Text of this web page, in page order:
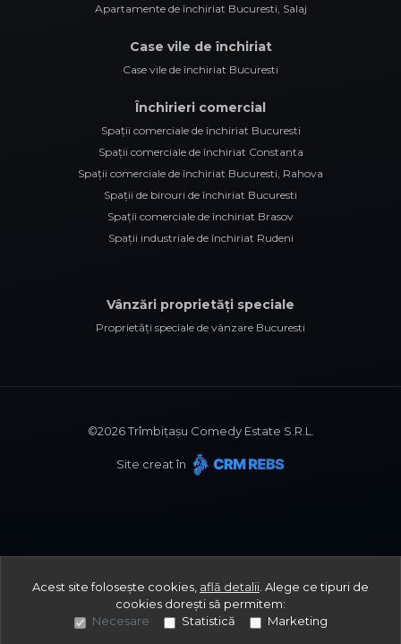
Apartamente de închiriat Bucuresti, Salaj
Case vile de închiriat
Case vile de închiriat Bucuresti
Închirieri comercial
Spații comerciale de închiriat Bucuresti
Spații comerciale de închiriat Constanta
Spații comerciale de închiriat Bucuresti, Rahova
Spații de birouri de închiriat Bucuresti
Spații comerciale de închiriat Brasov
Spații industriale de închiriat Rudeni
Vânzări proprietăți speciale
Proprietăți speciale de vânzare Bucuresti
©2026Trîmbițașu Comedy Estate S.R.L.
Site creat în
Acest site folosește cookies, află detalii Alege ce tipuri de
cookies dorești să permitem:
Necesare
Statistică Marketing